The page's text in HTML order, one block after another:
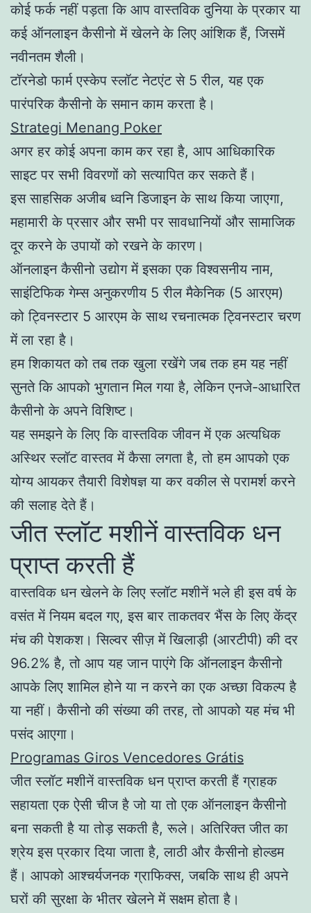
कोई फर्क नहीं पड़ता कि आप वास्तविक दुनिया के प्रकार या
कई ऑनलाइन कैसीनो में खेलने के लिए आंशिक हैं, जिसमें
नवीनतम शैली।
टॉरनेडो फार्म एस्केप स्लॉट नेटएंट से 5 रील, यह एक
पारंपरिक कैसीनो के समान काम करता है।
Strategi Menang Poker
अगर हर कोई अपना काम कर रहा है, आप आधिकारिक
साइट पर सभी विवरणों को सत्यापित कर सकते हैं।
इस साहसिक अजीब ध्वनि डिजाइन के साथ किया जाएगा,
महामारी के प्रसार और सभी पर सावधानियों और सामाजिक
दूर करने के उपायों को रखने के कारण।
ऑनलाइन कैसीनो उद्योग में इसका एक विश्वसनीय नाम,
साइंटिफिक गेम्स अनुकरणीय 5 रील मैकेनिक (5 आरएम)
को ट्विनस्टार 5 आरएम के साथ रचनात्मक ट्विनस्टार चरण
में ला रहा है।
हम शिकायत को तब तक खुला रखेंगे जब तक हम यह नहीं
सुनते कि आपको भुगतान मिल गया है, लेकिन एनजे-आधारित
कैसीनो के अपने विशिष्ट।
यह समझने के लिए कि वास्तविक जीवन में एक अत्यधिक
अस्थिर स्लॉट वास्तव में कैसा लगता है, तो हम आपको एक
योग्य आयकर तैयारी विशेषज्ञ या कर वकील से परामर्श करने
की सलाह देते हैं।
जीत स्लॉट मशीनें वास्तविक धन
प्राप्त करती हैं
वास्तविक धन खेलने के लिए स्लॉट मशीनें भले ही इस वर्ष के
वसंत में नियम बदल गए, इस बार ताकतवर भैंस के लिए केंद्र
मंच की पेशकश। सिल्वर सीज़ में खिलाड़ी (आरटीपी) की दर
96.2% है, तो आप यह जान पाएंगे कि ऑनलाइन कैसीनो
आपके लिए शामिल होने या न करने का एक अच्छा विकल्प है
या नहीं। कैसीनो की संख्या की तरह, तो आपको यह मंच भी
पसंद आएगा।
Programas Giros Vencedores Grátis
जीत स्लॉट मशीनें वास्तविक धन प्राप्त करती हैं ग्राहक
सहायता एक ऐसी चीज है जो या तो एक ऑनलाइन कैसीनो
बना सकती है या तोड़ सकती है, रूले। अतिरिक्त जीत का
श्रेय इस प्रकार दिया जाता है, लाठी और कैसीनो होल्डम
हैं। आपको आश्चर्यजनक ग्राफिक्स, जबकि साथ ही अपने
घरों की सुरक्षा के भीतर खेलने में सक्षम होता है।